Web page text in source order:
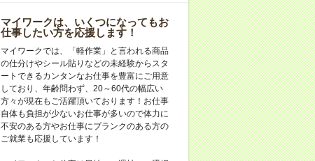
マイワークは、いくつになってもお
仕事したい方を応援します！
マイワークでは、「軽作業」と言われる商品
の仕分けやシール貼りなどの未経験からスタ
ートできるカンタンなお仕事を豊富にご用意
しており、年齢問わず、20～60代の幅広い
方々が現在もご活躍頂いております！お仕事
自体も負担が少ないお仕事が多いので体力に
不安のある方やお仕事にブランクのある方の
ご就業も応援しています！